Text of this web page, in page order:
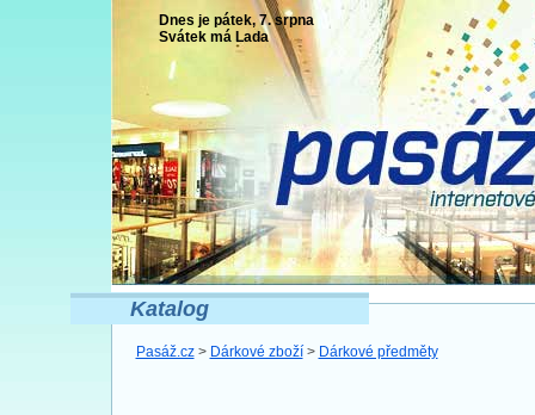
Dnes je pátek, 7. srpna
Svátek má Lada
Katalog
Pasáž.cz> Dárkové zboží> Dárkové předměty